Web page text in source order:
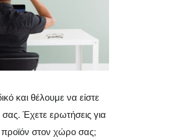
και θέλουμε να είστε
σας. Έχετε ερωτήσεις για
προϊόν στον χώρο σας;